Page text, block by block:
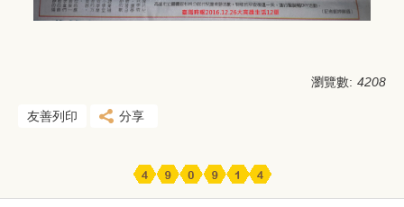
瀏覽數: 4208
友善列印 分享